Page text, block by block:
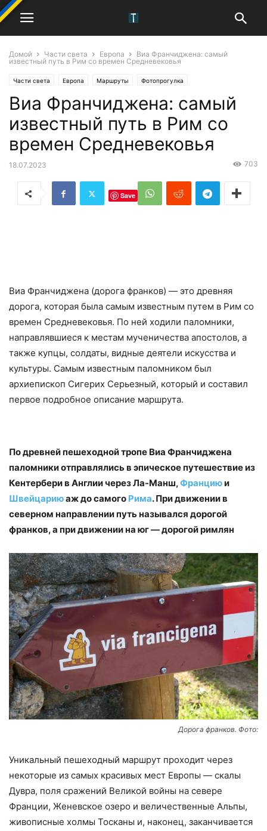
Домой Части света Европа
Виа Франчиджена: самый
известный путь в Рим со времен Средневековья
Части света Европа Маршруты Фотопрогулка
Виа Франчиджена: самый
известный путь в Рим со
времен Средневековья
18.07.2023 703
Save
Виа Франчиджена (дорога франков) — это древняя
дорога, которая была самым известным путем в Рим со
времен Средневековья. По ней ходили паломники,
направлявшиеся к местам мученичества апостолов, а
также купцы, солдаты, видные деятели искусства и
культуры. Самым известным паломником был
архиепископ Сигерих Серьезный, который и составил
первое подробное описание маршрута.
По древней пешеходной тропе Виа Франчиджена
паломники отправлялись в эпическое путешествие из
Кентербери в Англии через Ла-Манш,Франциюи
Швейцариюаж до самого Рима. При движении в
северном направлении путь назывался дорогой
франков, а при движении на юг — дорогой римлян
Дорога франков. Фото:
Уникальный пешеходный маршрут проходит через
некоторые из самых красивых мест Европы — скалы
Дувра, поля сражений Великой войны на севере
Франции, Женевское озеро и величественные Альпы,
живописные холмы Тосканы и, наконец, заканчивается